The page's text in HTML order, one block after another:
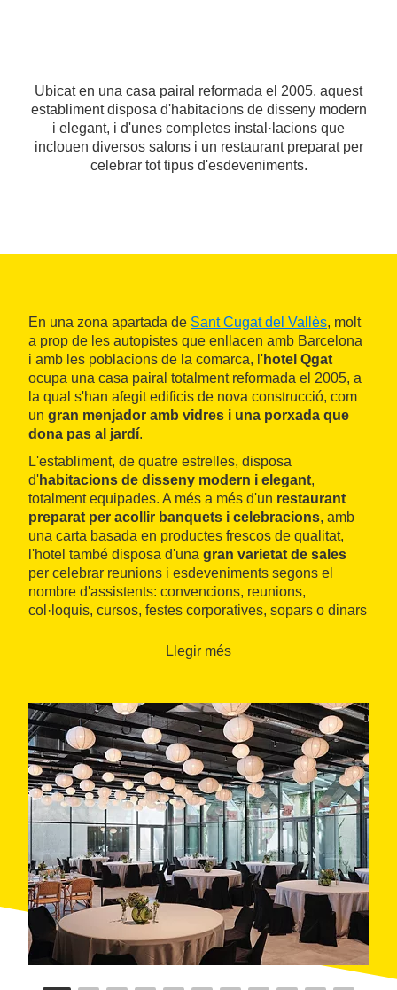
Ubicat en una casa pairal reformada el 2005, aquest
establiment disposa d'habitacions de disseny modern
i elegant, i d'unes completes instal·lacions que
inclouen diversos salons i un restaurant preparat per
celebrar tot tipus d'esdeveniments.
En una zona apartada de Sant Cugat del Vallès, molt
a prop de les autopistes que enllacen amb Barcelona
i amb les poblacions de la comarca, l'hotel Qgat
ocupa una casa pairal totalment reformada el 2005, a
la qual s'han afegit edificis de nova construcció, com
un gran menjador amb vidres i una porxada que
dona pas al jardí.
L'establiment, de quatre estrelles, disposa
d'habitacions de disseny modern i elegant,
totalment equipades. A més a més d'un restaurant
preparat per acollir banquets i celebracions, amb
una carta basada en productes frescos de qualitat,
l'hotel també disposa d'una gran varietat de sales
per celebrar reunions i esdeveniments segons el
nombre d'assistents: convencions, reunions,
col·loquis, cursos, festes corporatives, sopars o dinars
espais, interiors o exteriors, tot allò necessari per
Sant Cugat del Vallès gaudeix d'una ubicació
privilegiada per visitar elsparcs empresarials del
Vallès Occidental, sense renunciar a una bona
comunicació ambBarcelona, tant per carretera com
amb transport públic. Té també una oferta comercial i
de restauració àmplia i de qualitat, en un entorn que
ofereix els encants del nucli antic, monuments tan
destacats com un monestir del segle IX i la proximitat
de laserralada de Collserola, on es poden realitzar
nombroses activitats a la natura.
L'hotel Qgat està adherit a la destinació Costa de
Barcelona, certificada per
Biosphere des de l'any
2017.
Llegir més